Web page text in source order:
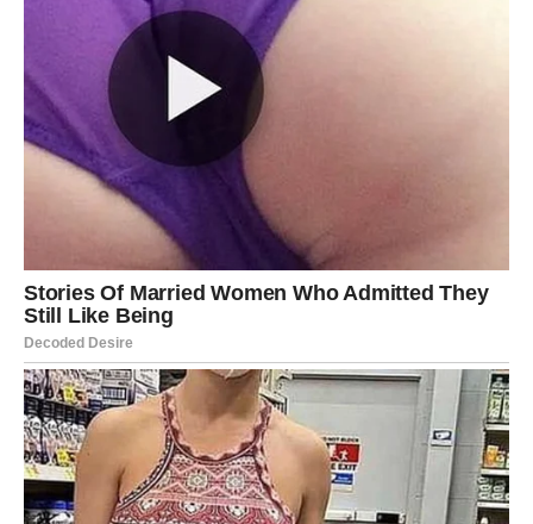
Posao i finansije: Prilike koje
dolaze tiho, ali menjaju mnogo
Na poslovnom planu, promene neće biti glasne – ali će
biti značajne. Moguće je da ćete dobiti priliku koja deluje
mala na prvi pogled, ali nosi veliki potencijal.
Ribe često potcenjuju sebe – ali sada je vreme da to
promenite.
Ako vam se ukaže šansa – prihvatite je.
Finansijski, situacija može krenuti nabolje, posebno kroz
nešto što volite da radite ili kroz kreativan rad.